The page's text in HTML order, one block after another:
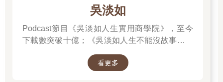
個一個洞，那是通風用的，敲洞不算難。敲好了爸爸會將白鐵片
彎起來把連接面細細地焊勻，那就是真工夫了。
這家人來到臺灣的時間已超過暫居的想像，估量著得作實際打算
了，瞿順卿覺得這個兒子可以念書。海源不像大兒子海根會在外
也不出門。海源講起父親決定讓九歲的他轉學的事，像是述說人
吳淡如
Podcast節目《吳淡如人生實用商學院》，至今
下載數突破十億；《吳淡如人生不能沒故事》也
讀歷史中的權力運作與人性選擇，讓看似遙遠的
看更多